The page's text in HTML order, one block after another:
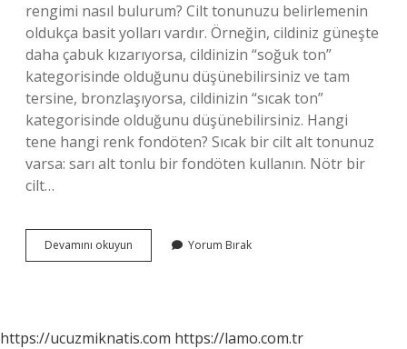
rengimi nasıl bulurum? Cilt tonunuzu belirlemenin
oldukça basit yolları vardır. Örneğin, cildiniz güneşte
daha çabuk kızarıyorsa, cildinizin “soğuk ton”
kategorisinde olduğunu düşünebilirsiniz ve tam
tersine, bronzlaşıyorsa, cildinizin “sıcak ton”
kategorisinde olduğunu düşünebilirsiniz. Hangi
tene hangi renk fondöten? Sıcak bir cilt alt tonunuz
varsa: sarı alt tonlu bir fondöten kullanın. Nötr bir
cilt…
Devamını okuyun Fondöten
Alırken
Yorum Bırak
https://ucuzmiknatis.com https://lamo.com.tr